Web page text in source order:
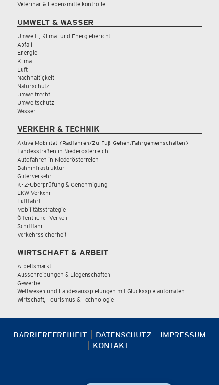
Veterinär & Lebensmittelkontrolle
UMWELT & WASSER
Umwelt-, Klima- und Energiebericht
Abfall
Energie
Klima
Luft
Nachhaltigkeit
Naturschutz
Umweltrecht
Umweltschutz
Wasser
VERKEHR & TECHNIK
Aktive Mobilität (Radfahren/Zu-Fuß-Gehen/Fahrgemeinschaften)
Landesstraßen in Niederösterreich
Autofahren in Niederösterreich
Bahninfrastruktur
Güterverkehr
KFZ-Überprüfung & Genehmigung
LKW Verkehr
Luftfahrt
Mobilitätsstrategie
Öffentlicher Verkehr
Schifffahrt
Verkehrssicherheit
WIRTSCHAFT & ARBEIT
Arbeitsmarkt
Ausschreibungen & Liegenschaften
Gewerbe
Wettwesen und Landesausspielungen mit Glücksspielautomaten
Wirtschaft, Tourismus & Technologie
BARRIEREFREIHEIT DATENSCHUTZ
IMPRESSUM
KONTAKT